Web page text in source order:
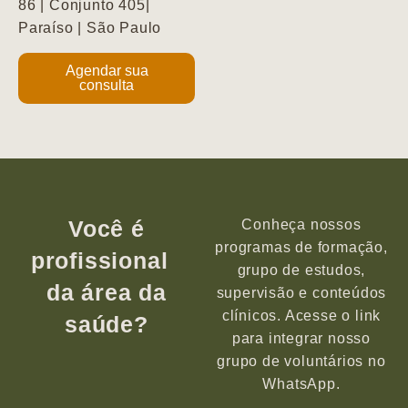
86 | Conjunto 405|
Paraíso | São Paulo
Agendar sua
consulta
Você é
profissional
da área da
saúde?
Conheça nossos
programas de formação,
grupo de estudos,
supervisão e conteúdos
clínicos. Acesse o link
para integrar nosso
grupo de voluntários no
WhatsApp.